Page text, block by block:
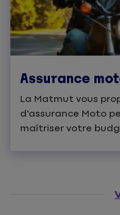
Assurance
La Matmut vous
d'assurance Moto
maîtriser votre